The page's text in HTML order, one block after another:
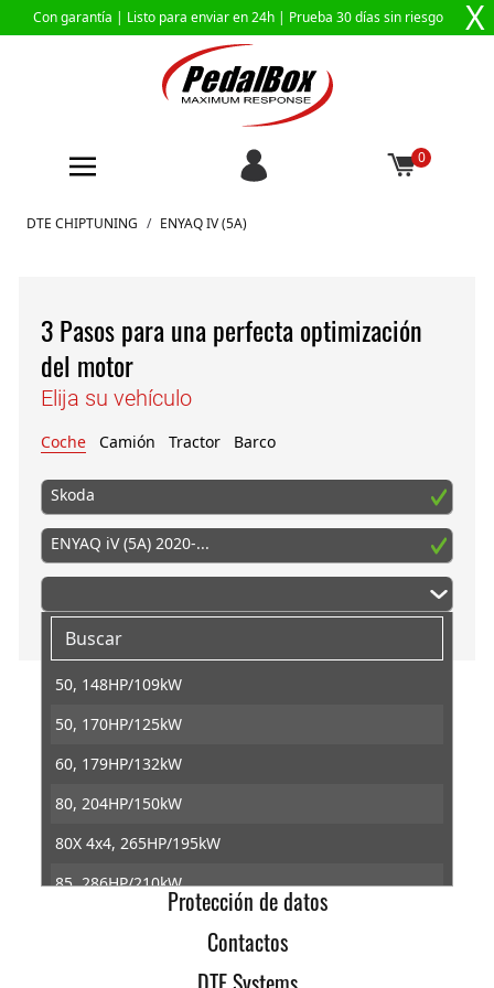
Con garantía | Listo para enviar en 24h | Prueba 30 días sin riesgo X
0
Ir al contenido
DTE CHIPTUNING / ENYAQ IV (5A)
3 Pasos para una perfecta optimización
del motor
Elija su vehículo
Coche Camión Tractor Barco
Skoda
ENYAQ iV (5A) 2020-...
50, 148HP/109kW
50, 170HP/125kW
60, 179HP/132kW
80, 204HP/150kW
80X 4x4, 265HP/195kW
85, 286HP/210kW
Condiciones generales
Revocacion
Protección de datos
Contactos